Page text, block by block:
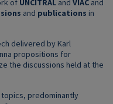
of UNCITRAL and VIAC and
and publications in
delivered by Karl
propositions for
the discussions held at the
predominantly